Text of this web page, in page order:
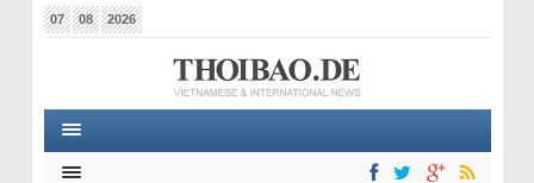
07 08 2026